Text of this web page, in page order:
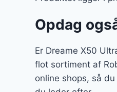
Opdag
Er Dreame X50
flot sortiment af
online shops, så